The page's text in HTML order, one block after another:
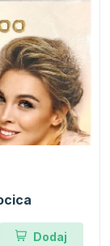
Dodaj